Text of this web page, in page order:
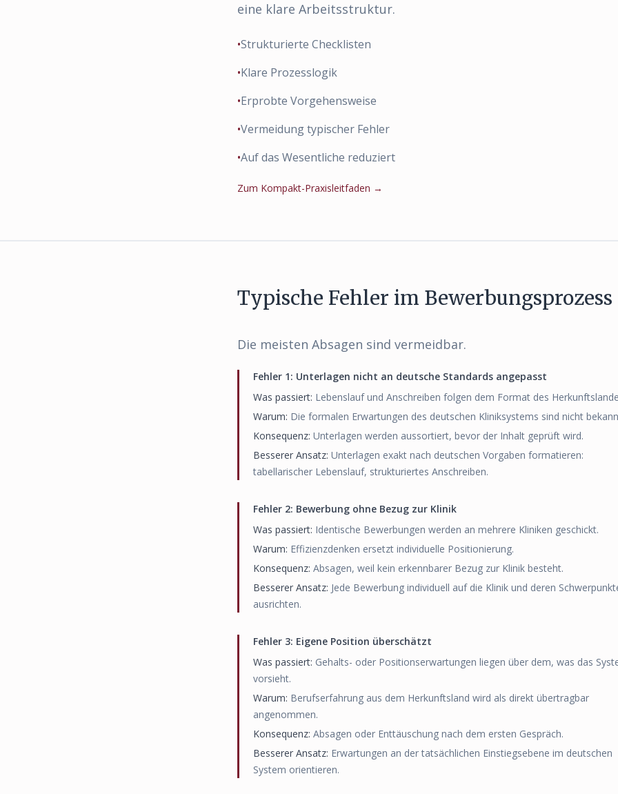
eine klare Arbeitsstruktur.
•Strukturierte Checklisten
•Klare Prozesslogik
•Erprobte Vorgehensweise
•Vermeidung typischer Fehler
•Auf das Wesentliche reduziert
Zum Kompakt-Praxisleitfaden →
Typische Fehler im Bewerbungsprozess
Die meisten Absagen sind vermeidbar.
Fehler 1: Unterlagen nicht an deutsche Standards angepasst
Was passiert: Lebenslauf und Anschreiben folgen dem Format des
Warum: Die formalen Erwartungen des deutschen Kliniksystems sind nicht
Konsequenz: Unterlagen werden aussortiert, bevor der Inhalt geprüft wird.
Besserer Ansatz: Unterlagen exakt nach deutschen Vorgaben formatieren:
tabellarischer Lebenslauf, strukturiertes Anschreiben.
Fehler 2: Bewerbung ohne Bezug zur Klinik
Was passiert: Identische Bewerbungen werden an mehrere Kliniken geschickt.
Warum: Effizienzdenken ersetzt individuelle Positionierung.
Konsequenz: Absagen, weil kein erkennbarer Bezug zur Klinik besteht.
Besserer Ansatz: Jede Bewerbung individuell auf die Klinik und deren
ausrichten.
Fehler 3: Eigene Position überschätzt
Was passiert: Gehalts- oder Positionserwartungen liegen über dem, was das
vorsieht.
Warum: Berufserfahrung aus dem Herkunftsland wird als direkt übertragbar
angenommen.
Konsequenz: Absagen oder Enttäuschung nach dem ersten Gespräch.
Besserer Ansatz: Erwartungen an der tatsächlichen Einstiegsebene im deutschen
System orientieren.